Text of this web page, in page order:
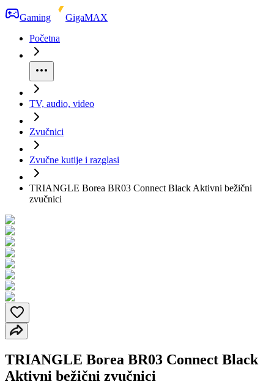
Gaming
GigaMAX
Početna
TV, audio, video
Zvučnici
Zvučne kutije i razglasi
TRIANGLE Borea BR03 Connect Black Aktivni bežični
zvučnici
TRIANGLE Borea BR03 Connect Black
Aktivni bežični zvučnici